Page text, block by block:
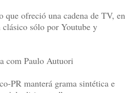
que ofreció una cadena de TV, en
sólo por Youtube y
com Paulo Autuori
PR manterá grama sintética e